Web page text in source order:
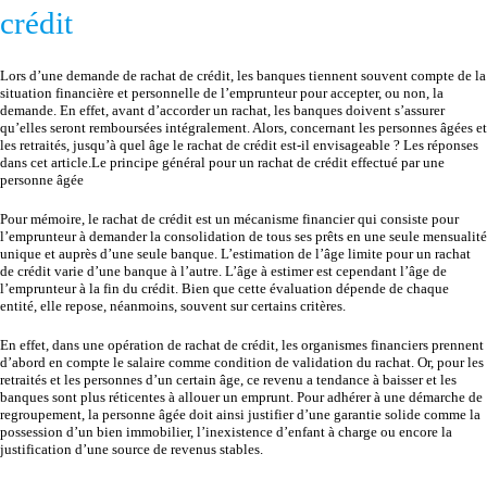
crédit
Lors d’une demande de rachat de crédit, les banques tiennent souvent compte de la
situation financière et personnelle de l’emprunteur pour accepter, ou non, la
demande. En effet, avant d’accorder un rachat, les banques doivent s’assurer
qu’elles seront remboursées intégralement. Alors, concernant les personnes âgées et
les retraités, jusqu’à quel âge le rachat de crédit est-il envisageable ? Les réponses
dans cet article.Le principe général pour un rachat de crédit effectué par une
personne âgée
Pour mémoire, le rachat de crédit est un mécanisme financier qui consiste pour
l’emprunteur à demander la consolidation de tous ses prêts en une seule mensualité
unique et auprès d’une seule banque. L’estimation de l’âge limite pour un rachat
de crédit varie d’une banque à l’autre. L’âge à estimer est cependant l’âge de
l’emprunteur à la fin du crédit. Bien que cette évaluation dépende de chaque
entité, elle repose, néanmoins, souvent sur certains critères.
En effet, dans une opération de rachat de crédit, les organismes financiers prennent
d’abord en compte le salaire comme condition de validation du rachat. Or, pour les
retraités et les personnes d’un certain âge, ce revenu a tendance à baisser et les
banques sont plus réticentes à allouer un emprunt. Pour adhérer à une démarche de
regroupement, la personne âgée doit ainsi justifier d’une garantie solide comme la
possession d’un bien immobilier, l’inexistence d’enfant à charge ou encore la
justification d’une source de revenus stables.